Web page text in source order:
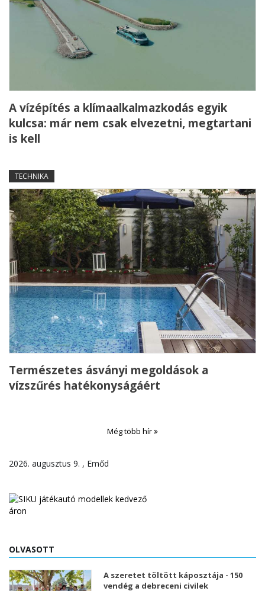
A vízépítés a klímaalkalmazkodás egyik
kulcsa: már nem csak elvezetni, megtartani
is kell
TECHNIKA
Természetes ásványi megoldások a
vízszűrés hatékonyságáért
Még több hír
2026. augusztus 9. , Emőd
OLVASOTT
A szeretet töltött káposztája - 150
vendég a debreceni civilek